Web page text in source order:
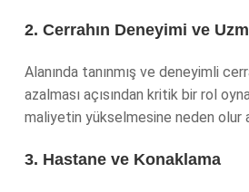
2. Cerrahın Deneyimi ve
Alanında tanınmış ve deneyimli
azalması açısından kritik bir rol
maliyetin yükselmesine neden olur
3. Hastane ve Konaklama